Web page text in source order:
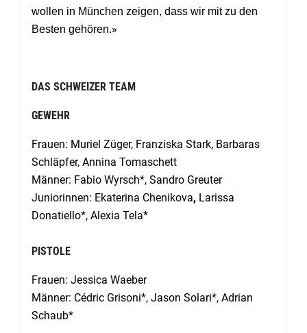
wollen in München zeigen, dass wir mit zu den
Besten gehören.»
DAS SCHWEIZER TEAM
GEWEHR
Frauen: Muriel Züger, Franziska Stark, Barbaras
Schläpfer, Annina Tomaschett
Männer: Fabio Wyrsch*, Sandro Greuter
Juniorinnen: Ekaterina Chenikova, Larissa
Donatiello*, Alexia Tela*
PISTOLE
Frauen: Jessica Waeber
Männer: Cédric Grisoni*, Jason Solari*, Adrian
Schaub*